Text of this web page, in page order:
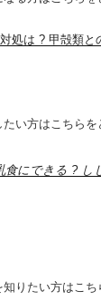
処は ? 甲殻類と
い方はこちらを
食にできる ? し
知りたい方はこち